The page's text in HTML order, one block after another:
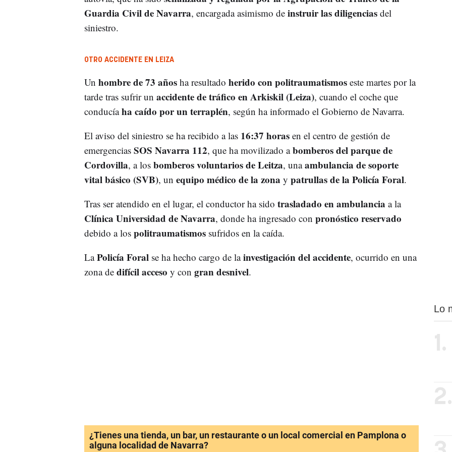
Guardia Civil de Navarra, encargada asimismo de instruir las diligenciasdel
siniestro.
OTRO ACCIDENTE EN LEIZA
Un hombre de 73 añosha resultado herido con politraumatismoseste martes por la
tarde tras sufrir un accidente de tráfico en Arkiskil (Leiza), cuando el coche que
conducíaha caído por un terraplén, según ha informado el Gobierno de Navarra.
El aviso del siniestro se ha recibido a las 16:37 horasen el centro de gestión de
emergencias SOS Navarra 112, que ha movilizado abomberos del parque de
Cordovilla, a los bomberos voluntarios de Leitza, unaambulancia de soporte
vital básico (SVB), un equipo médico de la zona y patrullas de la Policía Foral.
Tras ser atendido en el lugar, el conductor ha sido trasladado en ambulancia a la
Clínica Universidad de Navarra, donde ha ingresado con pronóstico reservado
debido a los politraumatismossufridos en la caída.
LaPolicía Foralse ha hecho cargo de lainvestigación del accidente, ocurrido en una
zona de difícil acceso y con gran desnivel.
¿Tienes una tienda, un bar, un restaurante o un local comercial en Pamplona o
alguna localidad de Navarra?
Lo
1.
2.